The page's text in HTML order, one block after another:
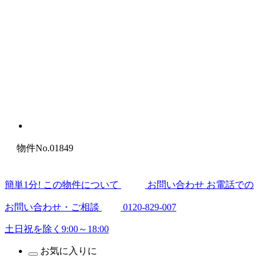
物件No.01849
簡単1分! この物件について お問い合わせ お電話での
お問い合わせ・ご相談 0120-829-007
土日祝を除く9:00～18:00
お気に入りに